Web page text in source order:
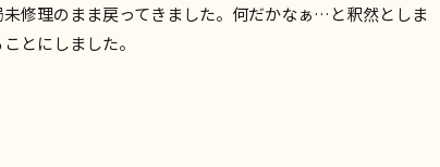
修理のまま戻ってきました。何だかなぁ…と釈然としま
とにしました。